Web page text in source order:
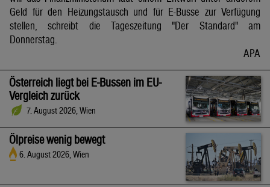
Geld für den Heizungstausch und für E-Busse zur Verfügung
stellen, schreibt die Tageszeitung "Der Standard" am
Donnerstag.
APA
Österreich liegt bei E-Bussen im EU-
Vergleich zurück
7. August 2026, Wien
Ölpreise wenig bewegt
6. August 2026, Wien